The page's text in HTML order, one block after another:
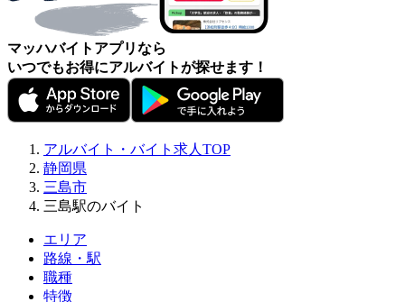
マッハバイトアプリなら
いつでもお得にアルバイトが探せます！
アルバイト・バイト求人TOP
静岡県
三島市
三島駅のバイト
エリア
路線・駅
職種
特徴